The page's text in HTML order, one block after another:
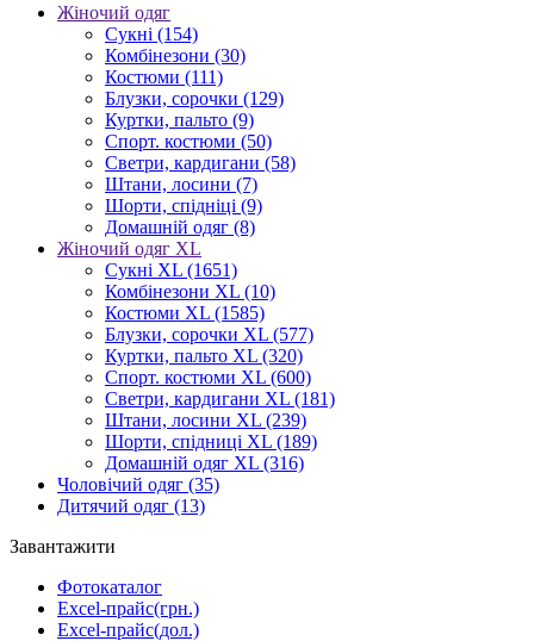
Жіночий одяг
Сукні (154)
Комбінезони (30)
Костюми (111)
Блузки, сорочки (129)
Куртки, пальто (9)
Спорт. костюми (50)
Светри, кардигани (58)
Штани, лосини (7)
Шорти, спідніці (9)
Домашній одяг (8)
Жіночий одяг XL
Cукні XL (1651)
Комбінезони XL (10)
Костюми XL (1585)
Блузки, сорочки XL (577)
Куртки, пальто XL (320)
Спорт. костюми XL (600)
Светри, кардигани XL (181)
Штани, лосини XL (239)
Шорти, спідниці XL (189)
Домашній одяг XL (316)
Чоловічий одяг (35)
Дитячий одяг (13)
Завантажити
Фотокаталог
Excel-прайс(грн.)
Excel-прайс(дол.)